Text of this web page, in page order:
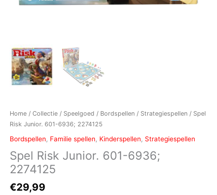
Home / Collectie / Speelgoed / Bordspellen / Strategiespellen / Spel
Risk Junior. 601-6936; 2274125
Bordspellen, Familie spellen, Kinderspellen, Strategiespellen
Spel Risk Junior. 601-6936;
2274125
€29,99